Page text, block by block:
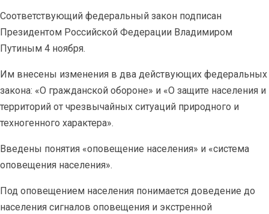
Соответствующий федеральный закон подписан
Президентом Российской Федерации Владимиром
Путиным 4 ноября.
Им внесены изменения в два действующих федеральных
закона: «О гражданской обороне» и «О защите населения и
территорий от чрезвычайных ситуаций природного и
техногенного характера».
Введены понятия «оповещение населения» и «система
оповещения населения».
Под оповещением населения понимается доведение до
населения сигналов оповещения и экстренной